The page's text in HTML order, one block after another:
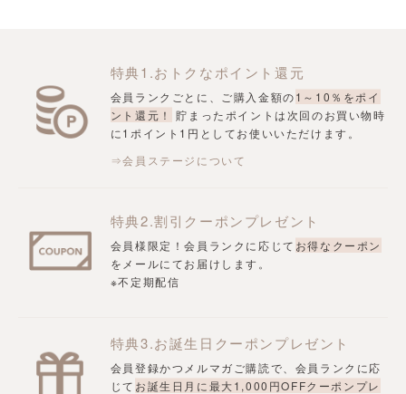
特典1.おトクなポイント還元
会員ランクごとに、ご購入金額の1～10％をポイ
ント還元！
貯まったポイントは次回のお買い物時
に1ポイント1円としてお使いいただけます。
⇒会員ステージについて
特典2.割引クーポンプレゼント
会員様限定！会員ランクに応じて お得なクーポン
をメールにてお届けします。
※不定期配信
特典3.お誕生日クーポンプレゼント
会員登録かつメルマガご購読で、会員ランクに応
じて お誕生日月に最大1,000円OFFクーポンプレ